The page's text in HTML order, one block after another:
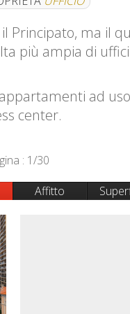
Principato, ma il
più ampia di
ad
center.
: 1/30
Affitto